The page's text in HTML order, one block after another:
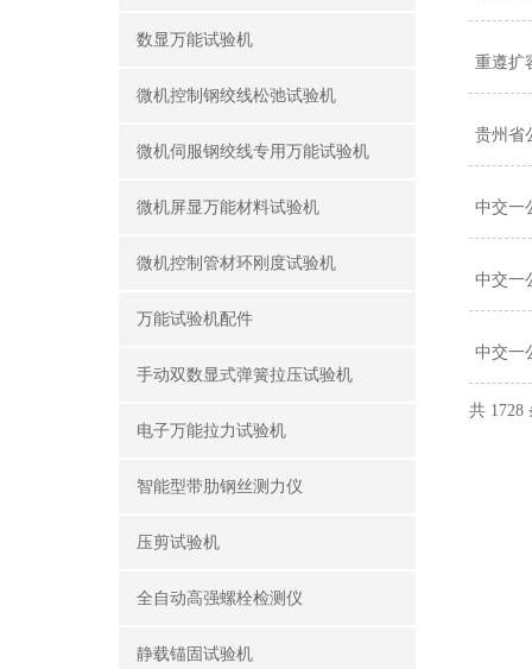
数显万能试验机
微机控制钢绞线松弛试验机
微机伺服钢绞线专用万能试验机
微机屏显万能材料试验机
微机控制管材环刚度试验机
万能试验机配件
手动双数显式弹簧拉压试验机
电子万能拉力试验机
智能型带肋钢丝测力仪
压剪试验机
全自动高强螺栓检测仪
静载锚固试验机
重遵扩
贵州省
中交一
中交一
中交一
共 1728